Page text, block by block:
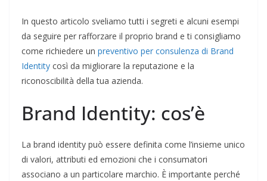
In questo articolo sveliamo tutti i segreti e alcuni esempi
da seguire per rafforzare il proprio brand e ti consigliamo
come richiedere un preventivo per consulenza di Brand
Identity così da migliorare la reputazione e la
riconoscibilità della tua azienda.
Brand Identity: cos’è
La brand identity può essere definita come l’insieme unico
di valori, attributi ed emozioni che i consumatori
associano a un particolare marchio. È importante perché